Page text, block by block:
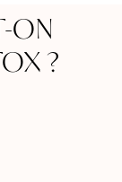
ON
?